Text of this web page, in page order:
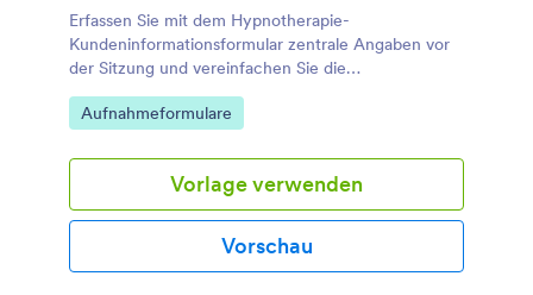
Erfassen Sie mit dem Hypnotherapie-
Kundeninformationsformular zentrale Angaben vor
der Sitzung und vereinfachen Sie die
Datenaufnahme für Praxen und selbstständige
Therapeutinnen und Therapeuten mit Jotform.
Go to Category:
Aufnahmeformulare
Vorlage verwenden
Vorschau